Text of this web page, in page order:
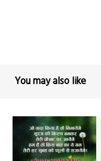
You may also like